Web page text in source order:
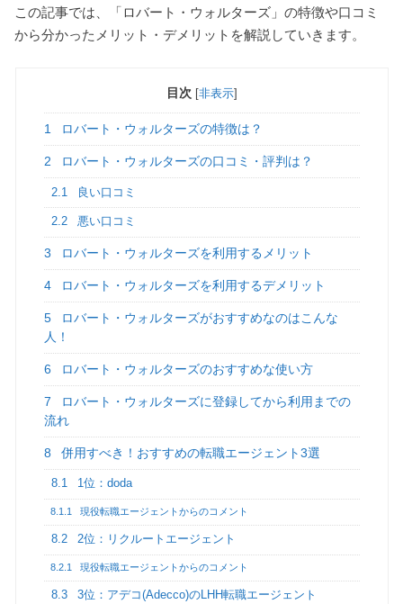
この記事では、「ロバート・ウォルターズ」の特徴や口コミ
から分かったメリット・デメリットを解説していきます。
目次 非表示]
1 ロバート・ウォルターズの特徴は？
2 ロバート・ウォルターズの口コミ・評判は？
2.1 良い口コミ
2.2 悪い口コミ
3 ロバート・ウォルターズを利用するメリット
4 ロバート・ウォルターズを利用するデメリット
5
ロバート・ウォルターズがおすすめなのはこんな
人！
6 ロバート・ウォルターズのおすすめな使い方
7
ロバート・ウォルターズに登録してから利用までの
流れ
8 併用すべき！おすすめの転職エージェント3選
8.1 1位：doda
8.1.1 現役転職エージェントからのコメント
8.2 2位：リクルートエージェント
8.2.1 現役転職エージェントからのコメント
8.3 3位：アデコ(Adecco)のLHH転職エージェント